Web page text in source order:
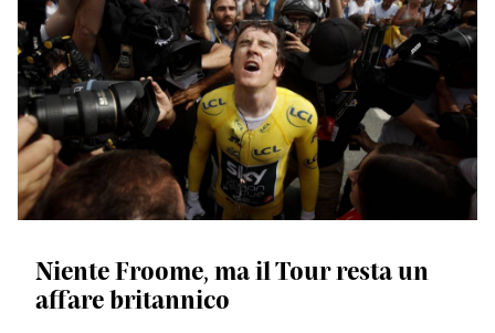
Niente Froome, ma il Tour resta un
affare britannico